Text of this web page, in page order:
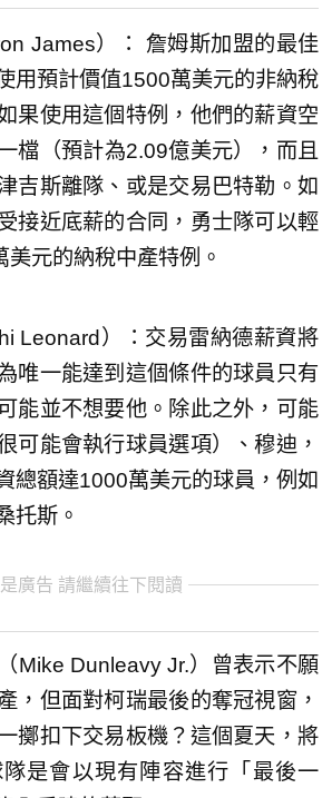
James）： 詹姆斯加盟的最佳
用預計價值1500萬美元的非納稅
果使用這個特例，他們的薪資空
檔（預計為2.09億美元），而且
吉斯離隊、或是交易巴特勒。如
接近底薪的合同，勇士隊可以輕
元的納稅中產特例。
Leonard）：交易雷納德薪資將
唯一能達到這個條件的球員只有
能並不想要他。除此之外，可能
可能會執行球員選項）、穆迪，
總額達1000萬美元的球員，例如
托斯。
廣告 請繼續往下閱讀
Mike Dunleavy Jr.）曾表示不願
，但面對柯瑞最後的奪冠視窗，
擲扣下交易板機？這個夏天，將
是會以現有陣容進行「最後一